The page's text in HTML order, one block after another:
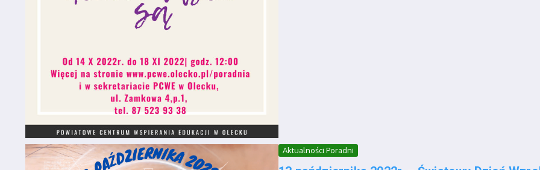
Aktualności Poradni